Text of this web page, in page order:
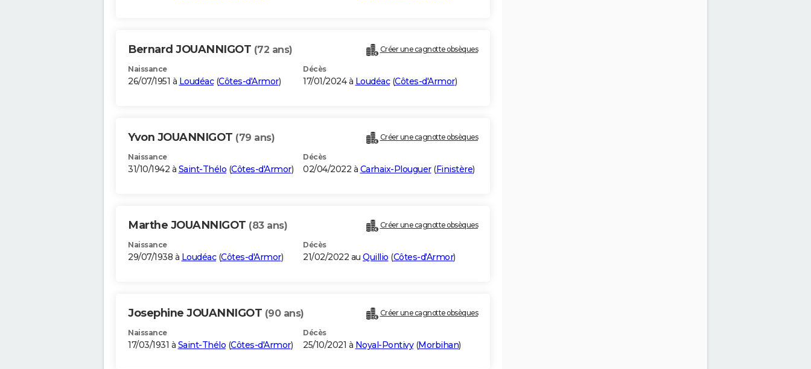
Bernard JOUANNIGOT (72 ans) Créer une cagnotte obsèques
Naissance
26/07/1951 à Loudéac(Côtes-d'Armor)
Décès
17/01/2024 à Loudéac(Côtes-d'Armor)
Yvon JOUANNIGOT (79 ans) Créer une cagnotte obsèques
Naissance
31/10/1942 à Saint-Thélo (Côtes-d'Armor)
Décès
02/04/2022 à Carhaix-Plouguer(Finistère)
Marthe JOUANNIGOT (83 ans) Créer une cagnotte obsèques
Naissance
29/07/1938 à Loudéac(Côtes-d'Armor)
Décès
21/02/2022 au Quillio (Côtes-d'Armor)
Josephine JOUANNIGOT (90 ans) Créer une cagnotte obsèques
Naissance
17/03/1931 à Saint-Thélo (Côtes-d'Armor)
Décès
25/10/2021 à Noyal-Pontivy(Morbihan)